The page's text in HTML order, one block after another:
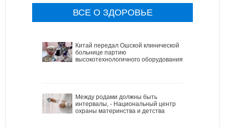
ВСЕ О ЗДОРОВЬЕ
Китай передал Ошской клинической
больнице партию
высокотехнологичного оборудования
Между родами должны быть
интервалы, - Национальный центр
охраны материнства и детства